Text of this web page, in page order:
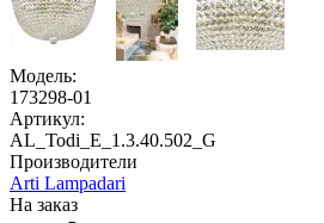
Модель:
173298-01
Артикул:
AL_Todi_E_1.3.40.502_G
Производители
Arti Lampadari
На заказ